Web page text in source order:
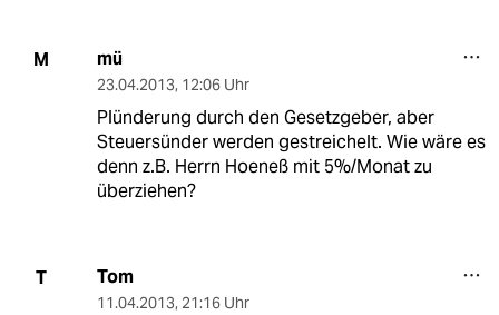
M mü
23.04.2013, 12:06 Uhr
Plünderung durch den Gesetzgeber, aber
Steuersünder werden gestreichelt. Wie wäre es
denn z.B. Herrn Hoeneß mit 5%/Monat zu
überziehen?
T Tom
11.04.2013, 21:16 Uhr